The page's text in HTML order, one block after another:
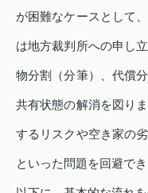
が困難なケースとして
は地方裁判所への申し
物分割（分筆）、代償
共有状態の解消を図り
するリスクや空き家の
といった問題を回避でき